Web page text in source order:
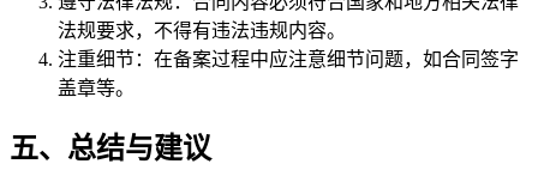
法规要求，不得有违法违规内容。
注重细节：在备案过程中应注意细节问题，如合同签字
盖章等。
五、总结与建议